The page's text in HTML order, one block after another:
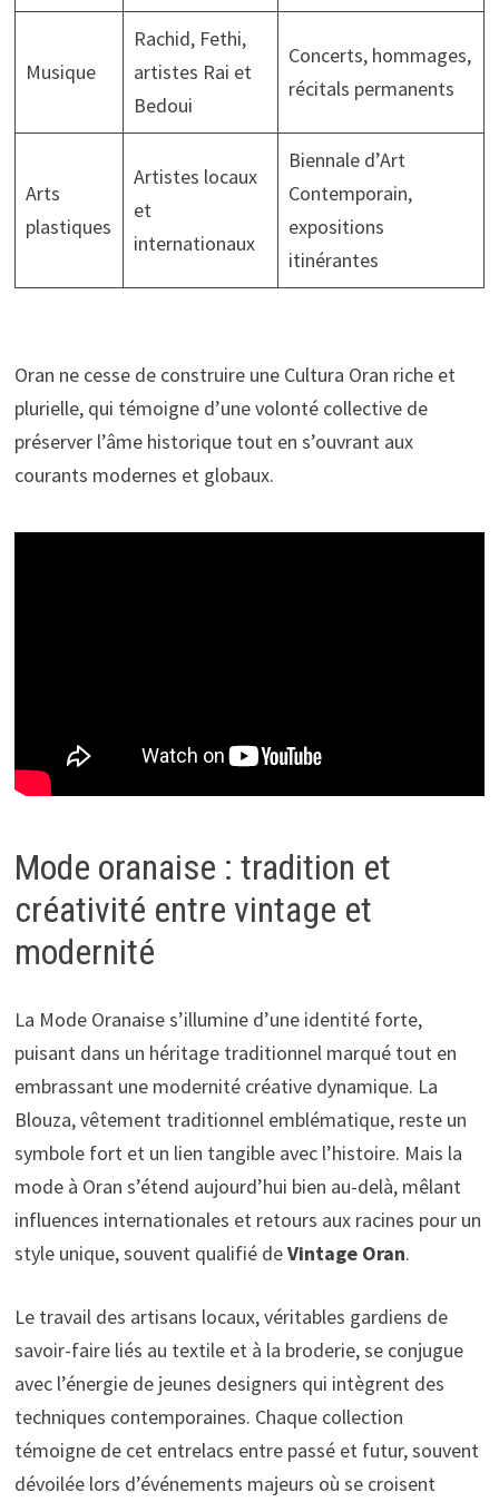
Musique
Rachid, Fethi,
artistes Rai et
Bedoui
Concerts, hommages,
récitals permanents
Arts
plastiques
Artistes locaux
et
internationaux
Biennale d’Art
Contemporain,
expositions
itinérantes
Oran ne cesse de construire une Cultura Oran riche et
plurielle, qui témoigne d’une volonté collective de
préserver l’âme historique tout en s’ouvrant aux
courants modernes et globaux.
Mode oranaise : tradition et
créativité entre vintage et
modernité
La Mode Oranaise s’illumine d’une identité forte,
puisant dans un héritage traditionnel marqué tout en
embrassant une modernité créative dynamique. La
Blouza, vêtement traditionnel emblématique, reste un
symbole fort et un lien tangible avec l’histoire. Mais la
mode à Oran s’étend aujourd’hui bien au-delà, mêlant
influences internationales et retours aux racines pour un
style unique, souvent qualifié deVintage Oran.
Le travail des artisans locaux, véritables gardiens de
savoir-faire liés au textile et à la broderie, se conjugue
avec l’énergie de jeunes designers qui intègrent des
techniques contemporaines. Chaque collection
témoigne de cet entrelacs entre passé et futur, souvent
dévoilée lors d’événements majeurs où se croisent